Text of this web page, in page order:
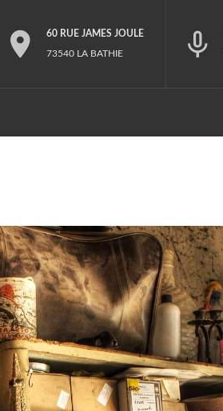
60 RUE JAMES JOULE
73540 LA BATHIE